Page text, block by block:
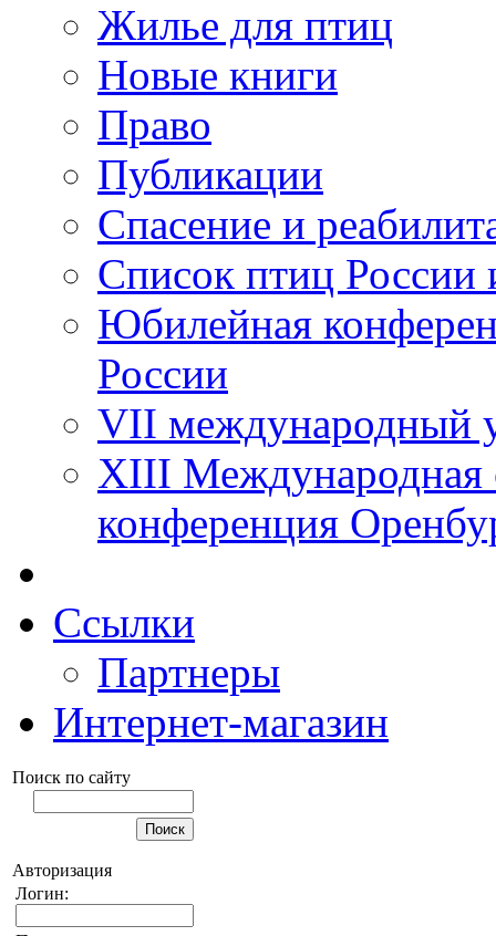
Жилье для птиц
Новые книги
Право
Публикации
Спасение и
Список птиц России
Юбилейная
России
VII международный
XIII Международная
конференция
Ссылки
Партнеры
Интернет-магазин
Поиск по сайту
Авторизация
Логин: